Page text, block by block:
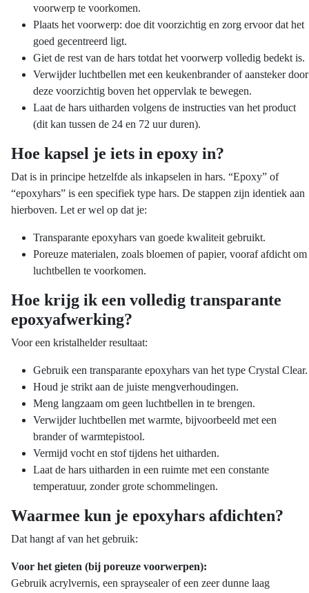
voorwerp te voorkomen.
Plaats het voorwerp: doe dit voorzichtig en zorg ervoor dat het
goed gecentreerd ligt.
Giet de rest van de hars totdat het voorwerp volledig bedekt is.
Verwijder luchtbellen met een keukenbrander of aansteker door
deze voorzichtig boven het oppervlak te bewegen.
Laat de hars uitharden volgens de instructies van het product
(dit kan tussen de 24 en 72 uur duren).
Hoe kapsel je iets in epoxy in?
Dat is in principe hetzelfde als inkapselen in hars. “Epoxy” of
“epoxyhars” is een specifiek type hars. De stappen zijn identiek aan
hierboven. Let er wel op dat je:
Transparante epoxyhars van goede kwaliteit gebruikt.
Poreuze materialen, zoals bloemen of papier, vooraf afdicht om
luchtbellen te voorkomen.
Hoe krijg ik een volledig transparante
epoxyafwerking?
Voor een kristalhelder resultaat:
Gebruik een transparante epoxyhars van het type Crystal Clear.
Houd je strikt aan de juiste mengverhoudingen.
Meng langzaam om geen luchtbellen in te brengen.
Verwijder luchtbellen met warmte, bijvoorbeeld met een
brander of warmtepistool.
Vermijd vocht en stof tijdens het uitharden.
Laat de hars uitharden in een ruimte met een constante
temperatuur, zonder grote schommelingen.
Waarmee kun je epoxyhars afdichten?
Dat hangt af van het gebruik:
Voor het gieten (bij poreuze voorwerpen):
Gebruik acrylvernis, een spraysealer of een zeer dunne laag